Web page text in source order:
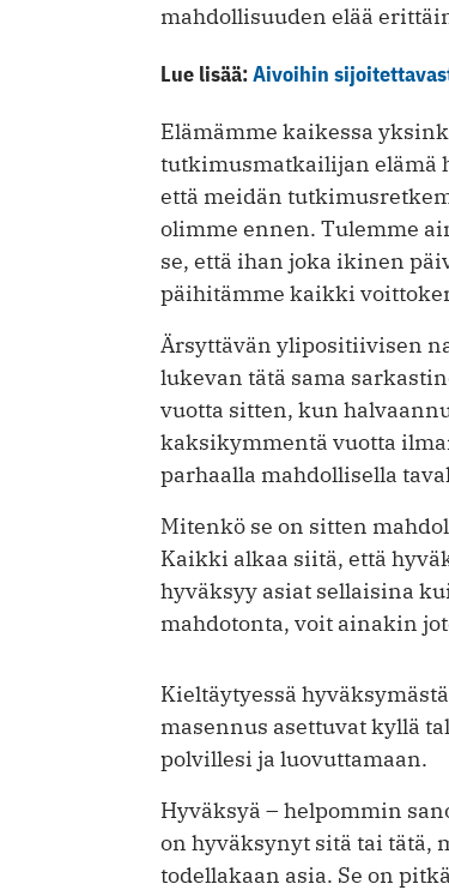
mahdollisuuden elää
Lue lisää:Aivoihin
Elämämme kaikessa
tutkimusmatkailijan elämä
että meidän
olimme ennen. Tulemme
se, että ihan joka ikinen
päihitämme kaikki
Ärsyttävän ylipositiivisen
lukevan tätä sama
vuotta sitten, kun
kaksikymmentä vuotta
parhaalla mahdollisella
Mitenkö se on sitten
Kaikki alkaa siitä, että
hyväksyy asiat sellaisina
mahdotonta, voit ainakin
Kieltäytyessä
masennus asettuvat kyllä
polvillesi ja luovuttamaan.
Hyväksyä – helpommin
on hyväksynyt sitä tai tätä,
todellakaan asia. Se on